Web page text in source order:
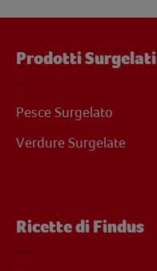
Prodotti Surgelati
Pesce Surgelato
Verdure Surgelate
Ricette di Findus